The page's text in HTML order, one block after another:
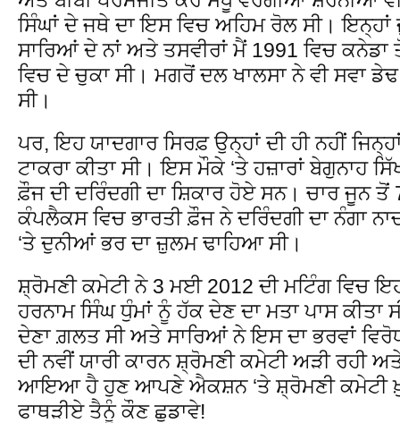
ਸਿੰਘਾਂ ਦੇ ਜਥੇ ਦਾ ਇਸ ਵਿਚ ਅਹਿਮ ਰੋਲ ਸੀ।
ਸਾਰਿਆਂ ਦੇ ਨਾਂ ਅਤੇ ਤਸਵੀਰਾਂ ਮੈਂ 1991 ਵਿਚ ਕਨੇਡਾ
ਵਿਚ ਦੇ ਚੁਕਾ ਸੀ। ਮਗਰੋਂ ਦਲ ਖਾਲਸਾ ਨੇ ਵੀ ਸਵਾ ਡੇਢ
ਸੀ।
ਪਰ, ਇਹ ਯਾਦਗਾਰ ਸਿਰਫ਼ ਉਨ੍ਹਾਂ ਦੀ ਹੀ ਨਹੀਂ
ਟਾਕਰਾ ਕੀਤਾ ਸੀ। ਇਸ ਮੌਕੇ ‘ਤੇ ਹਜ਼ਾਰਾਂ ਬੇਗੁਨਾਹ
ਫ਼ੌਜ ਦੀ ਦਰਿੰਦਗੀ ਦਾ ਸ਼ਿਕਾਰ ਹੋਏ ਸਨ। ਚਾਰ ਜੂਨ ਤੋਂ
ਕੰਪਲੈਕਸ ਵਿਚ ਭਾਰਤੀ ਫ਼ੌਜ ਨੇ ਦਰਿੰਦਗੀ ਦਾ ਨੰਗਾ
‘ਤੇ ਦੁਨੀਆਂ ਭਰ ਦਾ ਜ਼ੁਲਮ ਢਾਹਿਆ ਸੀ।
ਸ਼੍ਰੋਮਣੀ ਕਮੇਟੀ ਨੇ 3 ਮਈ 2012 ਦੀ ਮਟਿੰਗ ਵਿਚ
ਹਰਨਾਮ ਸਿੰਘ ਧੁੰਮਾਂ ਨੂੰ ਹੱਕ ਦੇਣ ਦਾ ਮਤਾ ਪਾਸ
ਦੇਣਾ ਗ਼ਲਤ ਸੀ ਅਤੇ ਸਾਰਿਆਂ ਨੇ ਇਸ ਦਾ ਭਰਵਾਂ
ਦੀ ਨਵੀਂ ਯਾਰੀ ਕਾਰਨ ਸ਼੍ਰੋਮਣੀ ਕਮੇਟੀ ਅੜੀ ਰਹੀ
ਆਇਆ ਹੈ ਹੁਣ ਆਪਣੇ ਐਕਸ਼ਨ ‘ਤੇ ਸ਼੍ਰੋਮਣੀ ਕਮੇਟੀ
ਫਾਥੜੀਏ ਤੈਨੂੰ ਕੌਣ ਛੁਡਾਵੇ!